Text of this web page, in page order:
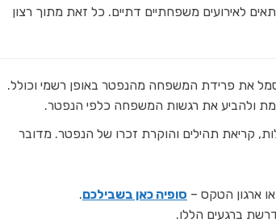
לאירועים משפחתיים דתיים. כל זאת מתוך רצון
את פרידת המשפחה מהנפטר באופן רשמי וכולל.
ולהביע את רגשות המשפחה כלפי הנפטר.
קריאת תהילים והוקרת זכרו של הנפטר. מדובר
ארגון הטקס – סופיה כאן בשבילכם.
ברגעים הללו.